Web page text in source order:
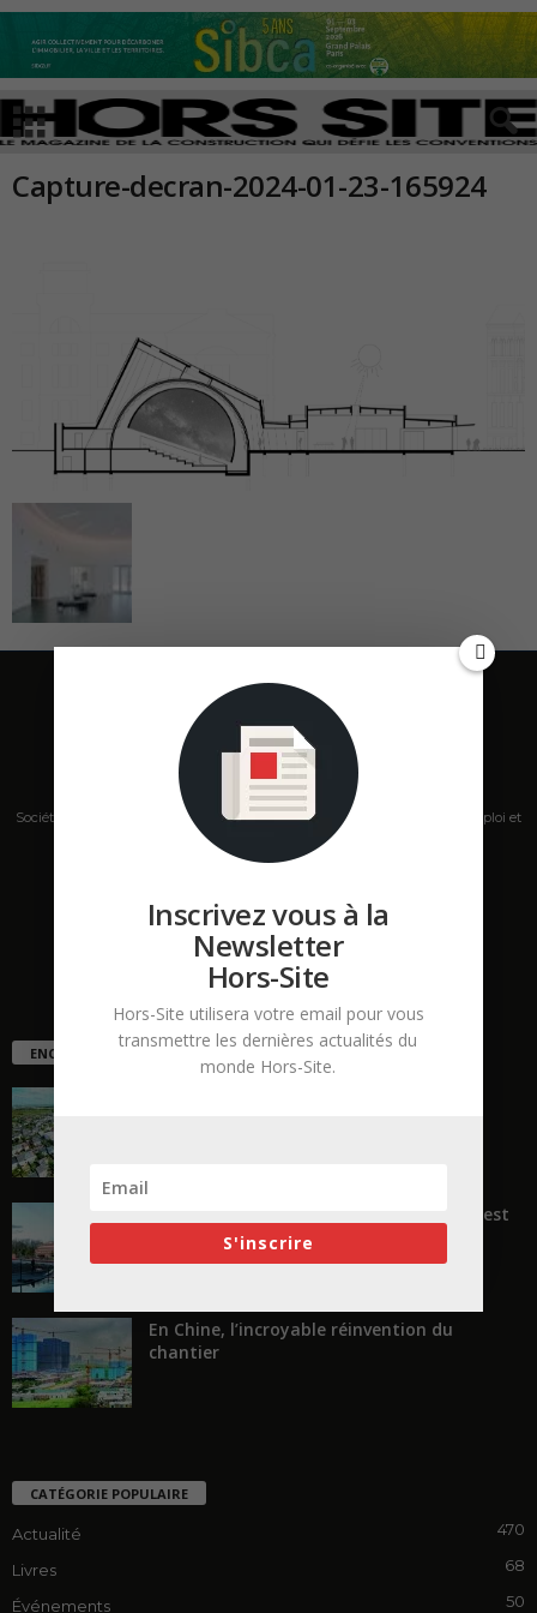
Capture-decran-2024-01-23-165924
Société de presse, plateforme de mise en relation sur les marchés B2B, emploi et
salons s'adressant aux professionnels de la construction Hors Site.
ENCORE PLUS D'ARTICLES
« Transformer plutôt que démolir, ce n’est
pas regarder en arrière...
En Chine, l’incroyable réinvention du
chantier
CATÉGORIE POPULAIRE
Actualité 470
Livres 68
Événements 50
Inscrivez vous à la
Newsletter
Hors-Site
Hors-Site utilisera votre email pour vous
transmettre les dernières actualités du
monde Hors-Site.
S'inscrire